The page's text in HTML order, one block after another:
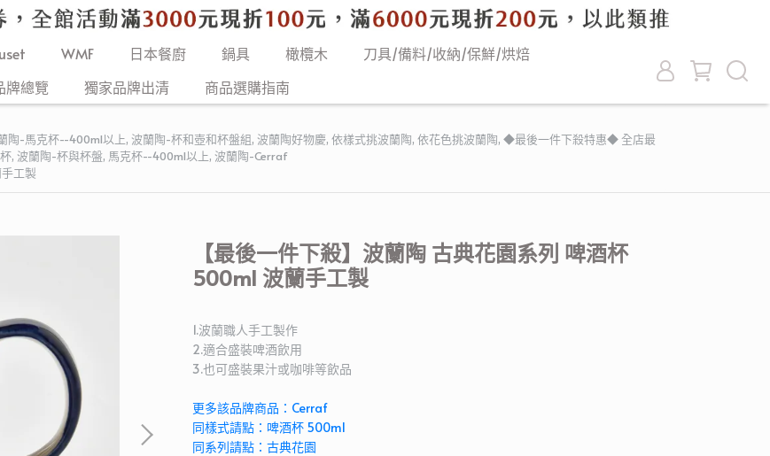
WMF 日本餐廚 鍋具 橄欖木
刀具/備料/收納/保鮮/烘焙
牌總覽 獨家品牌出清 商品選購指南
陶-馬克杯--400ml以上, 波蘭陶-杯和壺和杯盤組, 波蘭陶好物慶, 依樣式挑波蘭陶, 依花色挑波蘭陶, ◆最後一件下殺特惠◆ 全店最
, 波蘭陶-杯與杯盤, 馬克杯--400ml以上, 波蘭陶-Cerraf
工製
【最後一件下殺】波蘭陶 古典花園系列 啤酒杯
500ml 波蘭手工製
1.波蘭職人手工製作
2.適合盛裝啤酒飲用
3.也可盛裝果汁或咖啡等飲品
更多該品牌商品：Cerraf
同樣式請點：啤酒杯 500ml
同系列請點：古典花園